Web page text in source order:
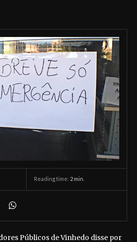
Reading time: 2 min.
Públicos de Vinhedo disse por